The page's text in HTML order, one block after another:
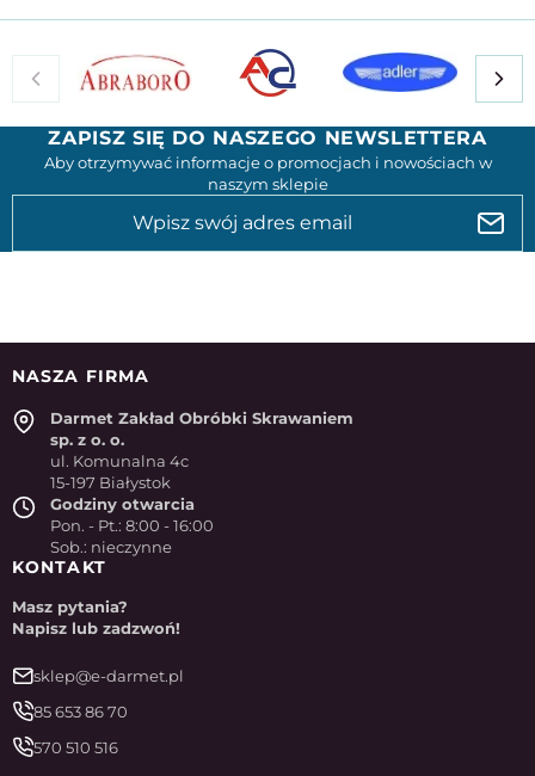
ZAPISZ SIĘ DO NASZEGO NEWSLETTERA
Aby otrzymywać informacje o promocjach i nowościach w
naszym sklepie
NASZA FIRMA
Darmet Zakład Obróbki Skrawaniem
sp. z o. o.
ul. Komunalna 4c
15-197 Białystok
Godziny otwarcia
Pon. - Pt.: 8:00 - 16:00
Sob.: nieczynne
KONTAKT
Masz pytania?
Napisz lub zadzwoń!
sklep@e-darmet.pl
85 653 86 70
570 510 516